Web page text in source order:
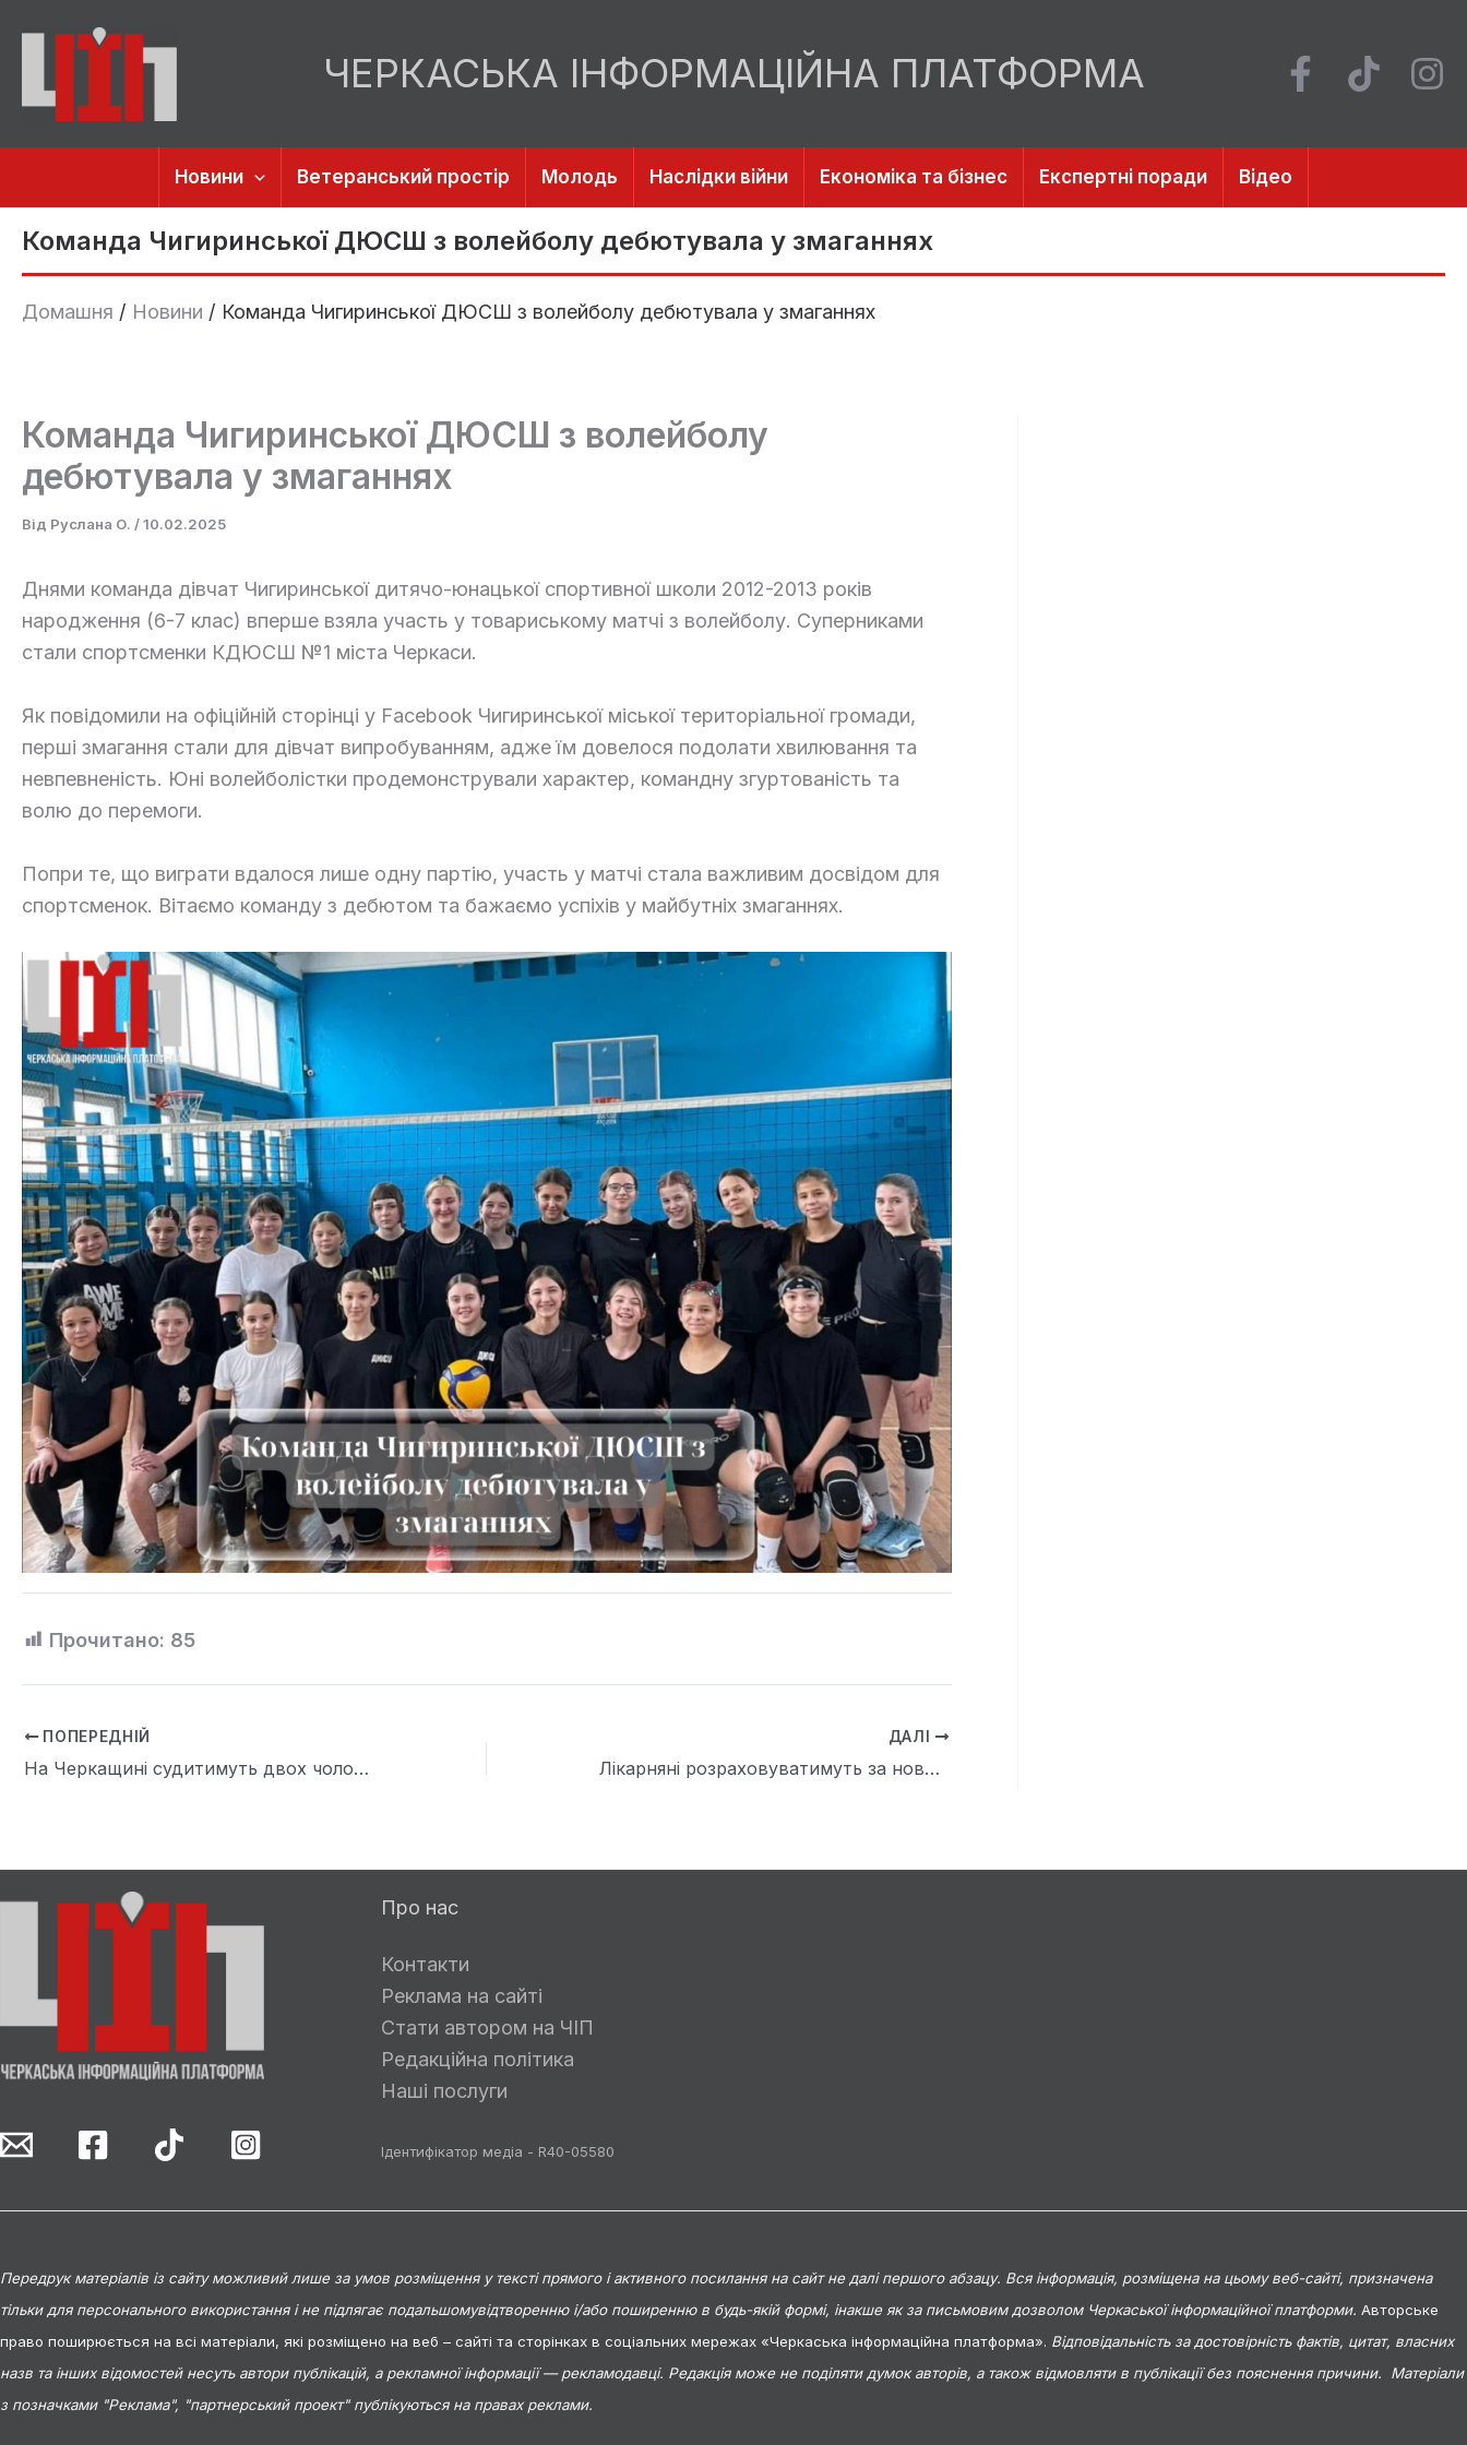
ЧЕРКАСЬКА ІНФОРМАЦІЙНА ПЛАТФОРМА
Новини Ветеранський простір Молодь Наслідки війни Економіка та бізнес Експертні поради Відео
Команда Чигиринської ДЮСШ з волейболу дебютувала у змаганнях
Домашня Новини Команда Чигиринської ДЮСШ з волейболу дебютувала у змаганнях
Команда Чигиринської ДЮСШ з волейболу
дебютувала у змаганнях
Від Руслана О. /10.02.2025
Днями команда дівчат Чигиринської дитячо-юнацької спортивної школи 2012-2013 років
народження (6-7 клас) вперше взяла участь у товариському матчі з волейболу. Суперниками
стали спортсменки КДЮСШ №1 міста Черкаси.
Як повідомили на офіційній сторінці у Facebook Чигиринської міської територіальної громади,
перші змагання стали для дівчат випробуванням, адже їм довелося подолати хвилювання та
невпевненість. Юні волейболістки продемонстрували характер, командну згуртованість та
волю до перемоги.
Попри те, що виграти вдалося лише одну партію, участь у матчі стала важливим досвідом для
спортсменок. Вітаємо команду з дебютом та бажаємо успіхів у майбутніх змаганнях.
Прочитано: 85
ПОПЕРЕДНІЙ
На Черкащині судитимуть двох чоловіків за підпали релейних шаф на залізниці
ДАЛІ
Лікарняні розраховуватимуть за новими правилами
Про нас
Контакти
Реклама на сайті
Стати автором на ЧІП
Редакційна політика
Наші послуги
Ідентифікатор медіа - R40-05580
Передрук матеріалів із сайту можливий лише за умов розміщення у тексті прямого і активного посилання на сайт не далі першого абзацу. Вся інформація, розміщена на цьому веб-сайті, призначена
тільки для персонального використання і не підлягає подальшомувідтворенню і/або поширенню в будь-якій формі, інакше як за письмовим дозволом Черкаської інформаційної платформи. Авторське
право поширюється на всі матеріали, які розміщено на веб – сайті та сторінках в соціальних мережах «Черкаська інформаційна платформа». Відповідальність за достовірність фактів, цитат, власних
назв та інших відомостей несуть автори публікацій, а рекламної інформації — рекламодавці. Редакція може не поділяти думок авторів, а також відмовляти в публікації без пояснення причини. Матеріали
з позначками "Реклама", "партнерський проект" публікуються на правах реклами.